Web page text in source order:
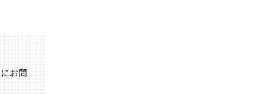
お問